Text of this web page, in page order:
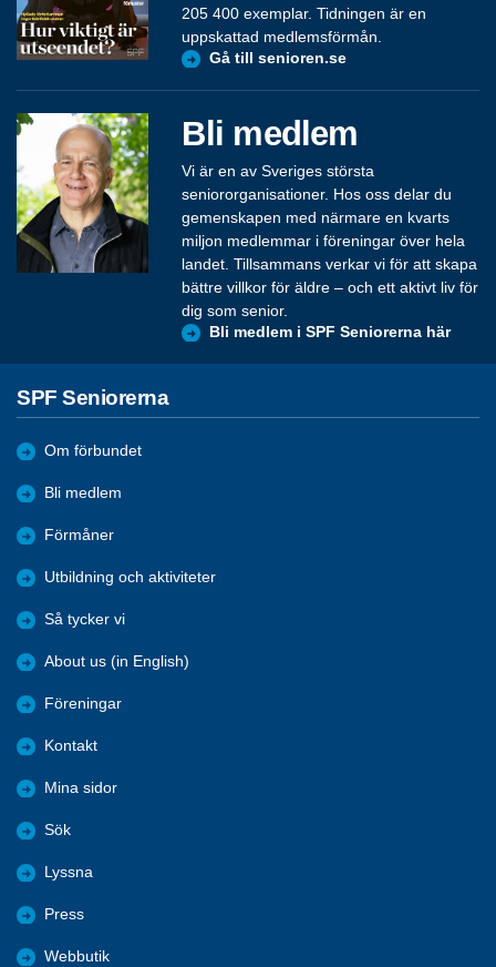
205 400 exemplar. Tidningen är en
uppskattad medlemsförmån.
Gå till senioren.se
Bli medlem
Vi är en av Sveriges största
seniororganisationer. Hos oss delar du
gemenskapen med närmare en kvarts
miljon medlemmar i föreningar över hela
landet. Tillsammans verkar vi för att skapa
bättre villkor för äldre – och ett aktivt liv för
dig som senior.
Bli medlem i SPF Seniorerna här
SPF Seniorerna
Om förbundet
Bli medlem
Förmåner
Utbildning och aktiviteter
Så tycker vi
About us (in English)
Föreningar
Kontakt
Mina sidor
Sök
Lyssna
Press
Webbutik